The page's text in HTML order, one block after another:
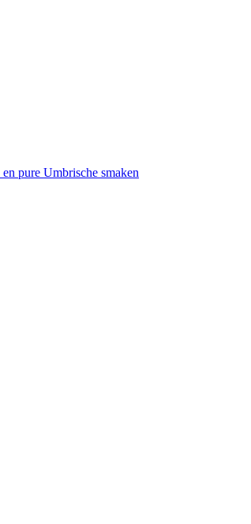
pure Umbrische smaken